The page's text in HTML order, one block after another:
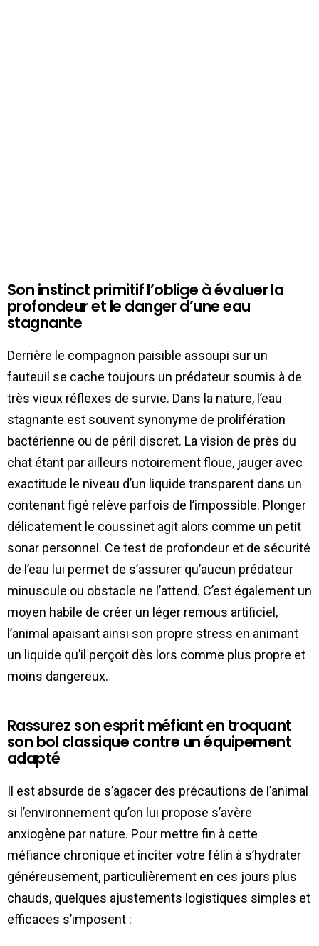
Son instinct primitif l’oblige à évaluer la
profondeur et le danger d’une eau
stagnante
Derrière le compagnon paisible assoupi sur un
fauteuil se cache toujours un prédateur soumis à de
très vieux réflexes de survie. Dans la nature, l’eau
stagnante est souvent synonyme de prolifération
bactérienne ou de péril discret. La vision de près du
chat étant par ailleurs notoirement floue, jauger avec
exactitude le niveau d’un liquide transparent dans un
contenant figé relève parfois de l’impossible. Plonger
délicatement le coussinet agit alors comme un petit
sonar personnel. Ce test de profondeur et de sécurité
de l’eau lui permet de s’assurer qu’aucun prédateur
minuscule ou obstacle ne l’attend. C’est également un
moyen habile de créer un léger remous artificiel,
l’animal apaisant ainsi son propre stress en animant
un liquide qu’il perçoit dès lors comme plus propre et
moins dangereux.
Rassurez son esprit méfiant en troquant
son bol classique contre un équipement
adapté
Il est absurde de s’agacer des précautions de l’animal
si l’environnement qu’on lui propose s’avère
anxiogène par nature. Pour mettre fin à cette
méfiance chronique et inciter votre félin à s’hydrater
généreusement, particulièrement en ces jours plus
chauds, quelques ajustements logistiques simples et
efficaces s’imposent :